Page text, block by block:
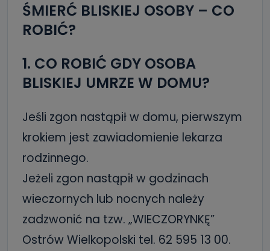
ŚMIERĆ BLISKIEJ OSOBY – CO
ROBIĆ?
1. CO ROBIĆ GDY OSOBA
BLISKIEJ UMRZE W DOMU?
Jeśli zgon nastąpił w domu, pierwszym
krokiem jest zawiadomienie lekarza
rodzinnego.
Jeżeli zgon nastąpił w godzinach
wieczornych lub nocnych należy
zadzwonić na tzw. „WIECZORYNKĘ”
Ostrów Wielkopolski tel. 62 595 13 00.